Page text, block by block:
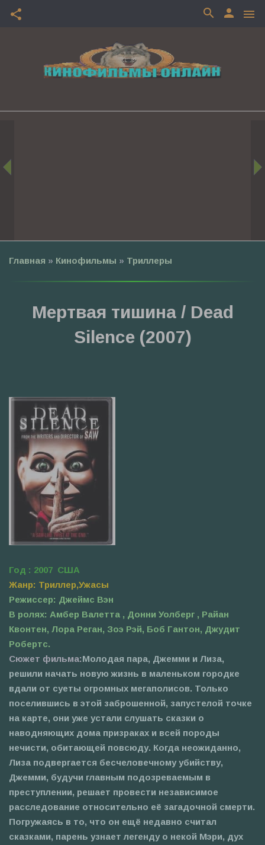
share menu
person
search
Главная » Кинофильмы » Триллеры
Мертвая тишина / Dead
Silence (2007)
Год : 2007 США
Жанр: Триллер,Ужасы
Режиссер: Джеймс Вэн
В ролях: Амбер Валетта , Донни Уолберг , Райан
Квонтен, Лора Реган, Зоэ Рэй, Боб Гантон, Джудит
Робертс.
Сюжет фильма:Молодая пара, Джемми и Лиза,
решили начать новую жизнь в маленьком городке
вдали от суеты огромных мегаполисов. Только
поселившись в этой заброшенной, запустелой точке
на карте, они уже устали слушать сказки о
наводняющих дома призраках и всей породы
нечисти, обитающей повсюду. Когда неожиданно,
Лиза подвергается бесчеловечному убийству,
Джемми, будучи главным подозреваемым в
преступлении, решает провести независимое
расследование относительно её загадочной смерти.
Погружаясь в то, что он ещё недавно считал
сказками, парень узнает легенду о некой Мэри, дух